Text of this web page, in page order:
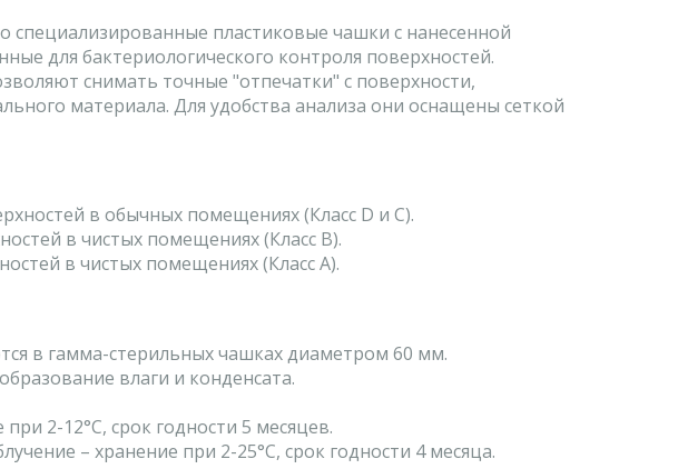
пластиковые чашки с нанесенной
для бактериологического контроля поверхностей.
снимать точные "отпечатки" с поверхности,
материала. Для удобства анализа они оснащены сеткой
в обычных помещениях (Класс D и C).
в чистых помещениях (Класс B).
в чистых помещениях (Класс A).
в гамма-стерильных чашках диаметром 60 мм.
влаги и конденсата.
2-12°C, срок годности 5 месяцев.
– хранение при 2-25°C, срок годности 4 месяца.